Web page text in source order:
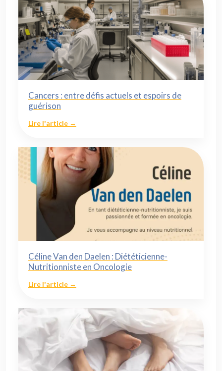
Cancers : entre défis actuels et espoirs de
guérison
Lire l'article →
Céline Van den Daelen : Diététicienne-
Nutritionniste en Oncologie
Lire l'article →